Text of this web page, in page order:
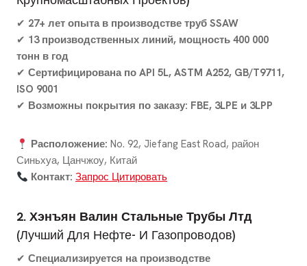
✔ 27+ лет опыта в производстве труб SSAW
✔ 13 производственных линий, мощность 400 000
тонн в год
✔ Сертифицирована по API 5L, ASTM A252, GB/T9711,
ISO 9001
✔ Возможны покрытия по заказу: FBE, 3LPE и 3LPP
Расположение: No. 92, Jiefang East Road, район
Синьхуа, Цанчжоу, Китай
Контакт: Запрос Цитировать
2. Хэнъян Валин Стальные Трубы Лтд
(Лучший Для Нефте- И Газопроводов)
✔ Специализируется на производстве